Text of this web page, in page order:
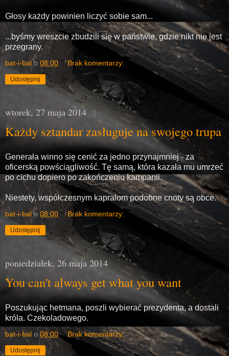
Głosy każdy powinien liczyć sobie sam...
...byśmy wreszcie zbudzili się w państwie, gdzie nikt nie jest
przegrany.
bat-i-bal o 08:00 Brak komentarzy:
Udostępnij
wtorek, 27 maja 2014
Każdy sztandar zasługuje na swojego trupa
Generała winno się cenić za jedno przynajmniej - za
oficerską powściągliwość. Tę samą, która kazała mu umrzeć
po cichu dopiero po zakończeniu kampanii.
Niestety, współczesnym kapralom podobne cnoty są obce.
bat-i-bal o 08:00 Brak komentarzy:
Udostępnij
poniedziałek, 26 maja 2014
You can't always get what you want
Poszukując hetmana, poszli wybierać prezydenta, a dostali
króla. Czekoladowego.
bat-i-bal o 08:00 Brak komentarzy:
Udostępnij